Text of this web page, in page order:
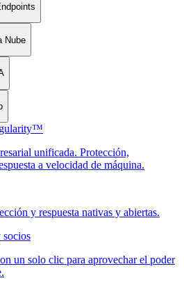
Nube
unificada. Protección,
a velocidad de máquina.
y respuesta nativas y abiertas.
socios
un solo clic para aprovechar el poder